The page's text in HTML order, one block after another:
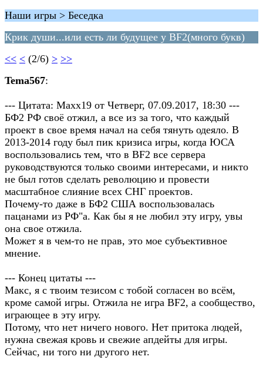
Наши игры > Беседка
Крик души...или есть ли будущее у BF2(много букв)
<< < (2/6) > >>
Tema567:
--- Цитата: Maxx19 от Четверг, 07.09.2017, 18:30 ---
БФ2 РФ своё отжил, а все из за того, что каждый
проект в свое время начал на себя тянуть одеяло. В
2013-2014 году был пик кризиса игры, когда ЮСА
воспользовались тем, что в BF2 все сервера
руководствуются только своими интересами, и никто
не был готов сделать революцию и провести
масштабное слияние всех СНГ проектов.
Почему-то даже в БФ2 США воспользовалась
пацанами из РФ"а. Как бы я не любил эту игру, увы
она свое отжила.
Может я в чем-то не прав, это мое субъективное
мнение.
--- Конец цитаты ---
Макс, я с твоим тезисом с тобой согласен во всём,
кроме самой игры. Отжила не игра BF2, а сообщество,
играющее в эту игру.
Потому, что нет ничего нового. Нет притока людей,
нужна свежая кровь и свежие апдейты для игры.
Сейчас, ни того ни другого нет.